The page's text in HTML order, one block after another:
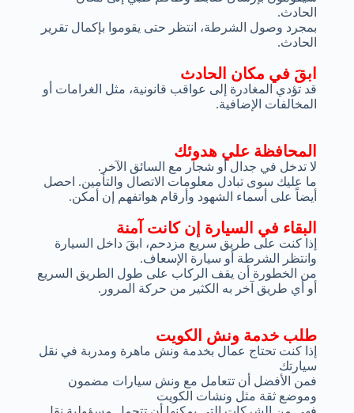
ابقَ في مكان الحادث
قد تؤدي المغادرة إلى عواقب قانونية، مثل الغرامات أو
المخالفات الإضافية.
الحادث.
بمجرد وصول الشرطة، انتظر حتى يقوموا بإكمال تقرير
الحادث.
البقاء في السيارة إن كانت آمنة
إذا كنت على طريق سريع مزدحم، ابقَ داخل السيارة
وانتظر الشرطة أو سيارة الإسعاف.
من الخطورة أن يقف الركاب على طول الطريق السريع
أو أي طريق آخر به الكثير من حركة المرور.
المحافظة علي هدوئك
لا تدخل في جدال أو شجار مع السائق الآخر.
ما عليك سوى تبادل معلومات الاتصال والتأمين. احصل
أيضاً على أسماء الشهود وأرقام هواتفهم إن أمكن.
طلب خدمة ونش الكويت
إذا كنت تحتاج عمال بخدمة ونش ماهرة ومدربة في نقل
سيارتك
فمن الأفضل أن تتعامل مع ونش سيارات مضمون
وموضع ثقة مثل ونشات الكويت